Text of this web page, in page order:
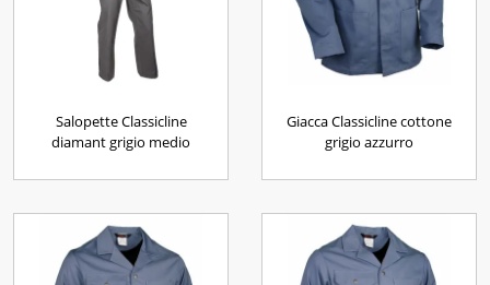
Salopette Classicline
diamant grigio medio
Giacca Classicline cottone
grigio azzurro